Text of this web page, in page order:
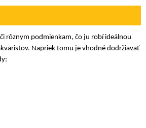
rôznym podmienkam, čo ju robí ideálnou
Napriek tomu je vhodné dodržiavať